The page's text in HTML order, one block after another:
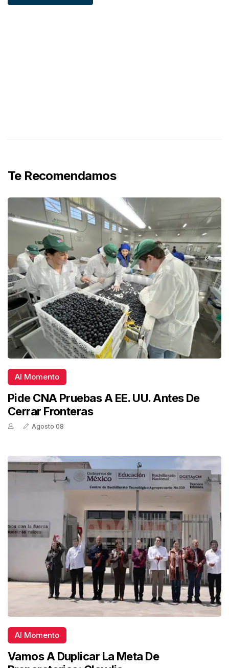
Te Recomendamos
Al Momento
Pide CNA Pruebas A EE. UU. Antes De
Cerrar Fronteras
Agosto 08
Al Momento
Vamos A Duplicar La Meta De